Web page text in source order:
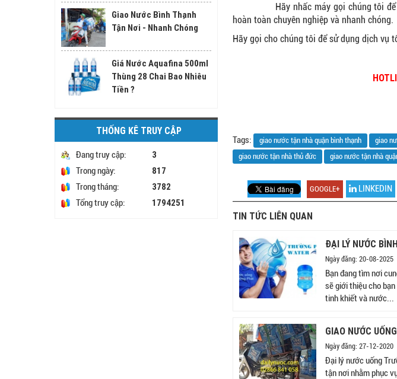
Giao Nước Bình Thạnh
Tận Nơi - Nhanh Chóng
Giá Nước Aquafina 500ml
Thùng 28 Chai Bao Nhiêu
Tiền ?
THỐNG KÊ TRUY CẬP
Đang truy cập: 3
Trong ngày: 817
Trong tháng: 3782
Tổng truy cập: 1794251
Hãy nhấc máy gọi chúng tôi để
hoàn toàn chuyên nghiệp và nhanh chóng.
Hãy gọi cho chúng tôi để sử dụng dịch vụ
Tags: giao nước tận nhà quận bình thạnh giao
giao nước tận nhà thủ đức
giao nước tận nhà
GOOGLE+ LINKEDIN
TIN TỨC LIÊN QUAN
ĐẠI LÝ NƯỚC
Ngày đăng: 20-08-2025
Bạn đang tìm nơi
sẽ giới thiệu cho
tinh khiết và nước...
GIAO NƯỚC
Ngày đăng: 27-12-2020
Đại lý nước uống
tận nơi nhằm phục